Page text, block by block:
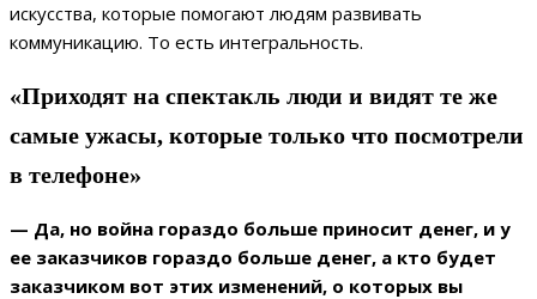
искусства, которые помогают людям развивать
коммуникацию. То есть интегральность.
«Приходят на спектакль люди и видят те же
самые ужасы, которые только что посмотрели
в телефоне»
— Да, но война гораздо больше приносит денег, и у
ее заказчиков гораздо больше денег, а кто будет
заказчиком вот этих изменений, о которых вы